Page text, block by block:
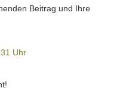
Beitrag und Ihre
Uhr